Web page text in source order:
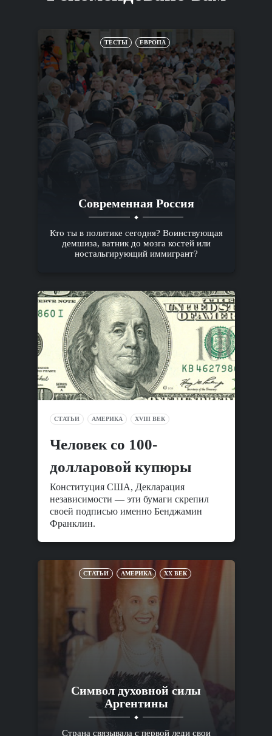
ТЕСТЫ ЕВРОПА
Современная Россия
Кто ты в политике сегодня? Воинствующая
демшиза, ватник до мозга костей или
ностальгирующий иммигрант?
СТАТЬИ АМЕРИКА XVIII ВЕК
Человек со 100-
долларовой купюры
Конституция США, Декларация
независимости — эти бумаги скрепил
своей подписью именно Бенджамин
Франклин.
СТАТЬИ АМЕРИКА XX ВЕК
Символ духовной силы
Аргентины
Страна связывала с первой леди свои